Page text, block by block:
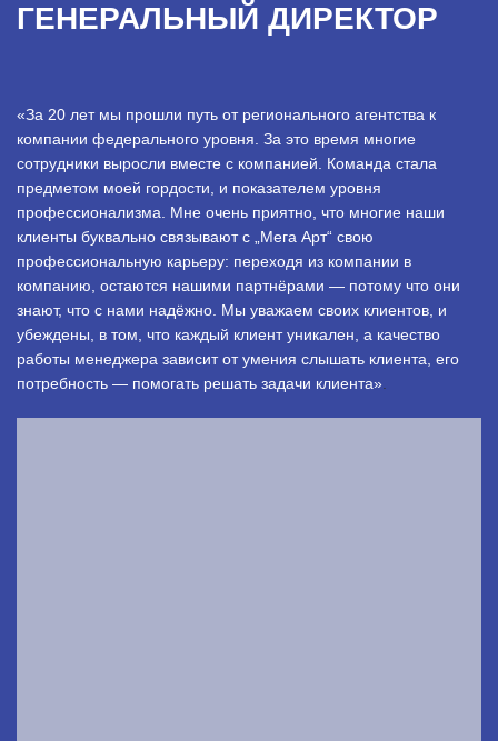
ГЕНЕРАЛЬНЫЙ ДИРЕКТОР
«За 20 лет мы прошли путь от регионального агентства к
компании федерального уровня. За это время многие
сотрудники выросли вместе с компанией. Команда стала
предметом моей гордости, и показателем уровня
профессионализма. Мне очень приятно, что многие наши
клиенты буквально связывают с „Мега Арт“ свою
профессиональную карьеру: переходя из компании в
компанию, остаются нашими партнёрами — потому что они
знают, что с нами надёжно. Мы уважаем своих клиентов, и
убеждены, в том, что каждый клиент уникален, а качество
работы менеджера зависит от умения слышать клиента, его
потребность — помогать решать задачи клиента».